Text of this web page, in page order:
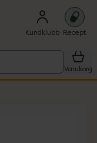
Kundklubb Recept
Varukorg